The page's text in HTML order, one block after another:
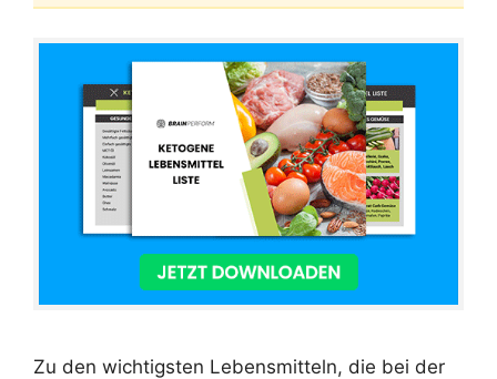
Zu den wichtigsten Lebensmitteln, die bei der